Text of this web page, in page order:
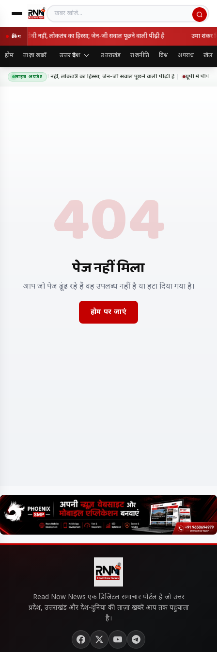
खबर खोजें
ब्रेकिंग
राष्ट्रविरोधी नहीं, लोकतंत्र का हिस्सा; जेन-जी सवाल पूछने वाली पीढ़ी है उमा शंकर
होम ताज़ा खबरें उत्तर प्रदेश उत्तराखंड राजनीति विश्व अपराध खेल
लाइव अपडेट
आंदोलन राष्ट्रविरोधी नहीं, लोकतंत्र का हिस्सा; जेन-जी सवाल पूछने वाली पीढ़ी है यूपी में
404
पेज नहीं मिला
आप जो पेज ढूंढ रहे हैं वह उपलब्ध नहीं है या हटा दिया गया है।
होम पर जाएं
Read Now News एक डिजिटल समाचार पोर्टल है जो उत्तर
प्रदेश, उत्तराखंड और देश-दुनिया की ताज़ा खबरें आप तक पहुंचाता
है।